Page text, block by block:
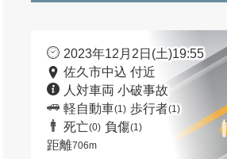
2023年12月2日(土)19:55
佐久市中込 付近
人対車両 小破事故
軽自動車(1) 歩行者(1)
死亡(0) 負傷(1)
距離706m